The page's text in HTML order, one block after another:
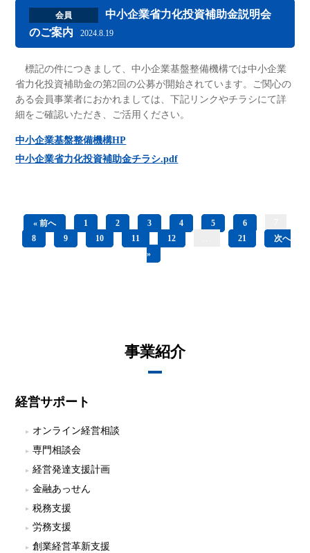
会員
中小企業省力化投資補助金説明会
のご案内
2024.8.19
標記の件につきまして、中小企業基盤整備機構では中小企業
省力化投資補助金の第2回の公募が開始されています。ご関心の
ある会員事業者におかれましては、下記リンクやチラシにて詳
細をご確認いただき、ご活用ください。
中小企業基盤整備機構HP
中小企業省力化投資補助金チラシ.pdf
« 前へ 1 2 3 4 5 6
8 9 10 11 12 21
次へ
»
事業紹介
経営サポート
オンライン経営相談
専門相談会
経営発達支援計画
金融あっせん
税務支援
労務支援
創業経営革新支援